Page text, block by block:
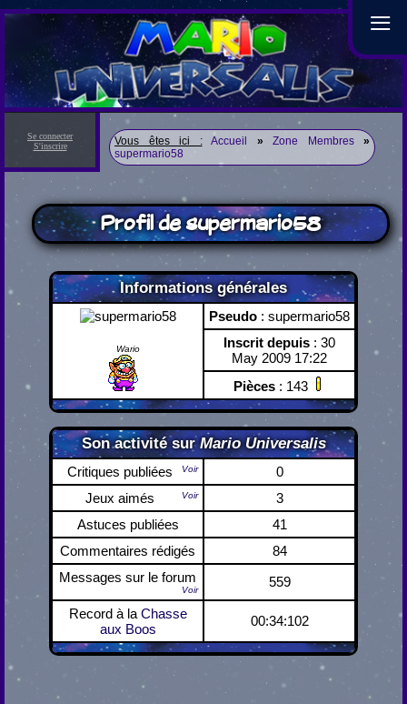
≡
Se connecter
S'inscrire
Vous êtes ici : Accueil » Zone Membres
»
supermario58
Profil de supermario58
Informations générales
Wario
Pseudo : supermario58
Inscrit depuis : 30
May 2009 17:22
Pièces: 143
Son activité surMario Universalis
Critiques publiées Voir
0
Jeux aimés
Voir
3
Astuces publiées
41
Commentaires rédigés
84
Messages sur le forum
Voir
559
Record à la Chasse
aux Boos
00:34:102